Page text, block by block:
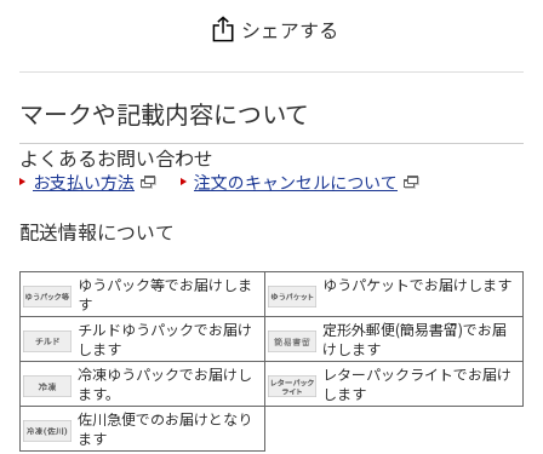
シェアする
マークや記載内容について
よくあるお問い合わせ
お支払い方法 注文のキャンセルについて
配送情報について
ゆうパック等でお届けしま
す
ゆうパケットでお届けします
チルドゆうパックでお届け
します
定形外郵便(簡易書留)でお届
けします
冷凍ゆうパックでお届けし
ます。
レターパックライトでお届け
します
佐川急便でのお届けとなり
ます